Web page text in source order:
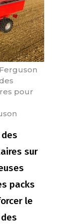
pour
sur
packs
le